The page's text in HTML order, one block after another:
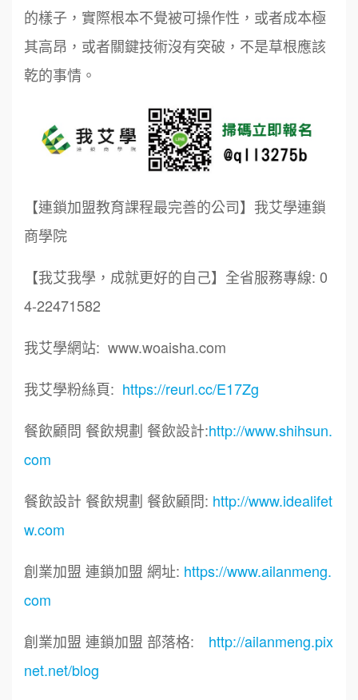
的樣子，實際根本不覺被可操作性，或者成本極
其高昂，或者關鍵技術沒有突破，不是草根應該
乾的事情。
【連鎖加盟教育課程最完善的公司】我艾學連鎖
商學院
【我艾我學，成就更好的自己】全省服務專線: 0
4-22471582
我艾學網站: www.woaisha.com
我艾學粉絲頁: https://reurl.cc/E17Zg
餐飲顧問 餐飲規劃 餐飲設計:http://www.shihsun.
com
餐飲設計 餐飲規劃 餐飲顧問: http://www.idealifet
w.com
創業加盟 連鎖加盟 網址: https://www.ailanmeng.
com
創業加盟 連鎖加盟 部落格: http://ailanmeng.pix
net.net/blog